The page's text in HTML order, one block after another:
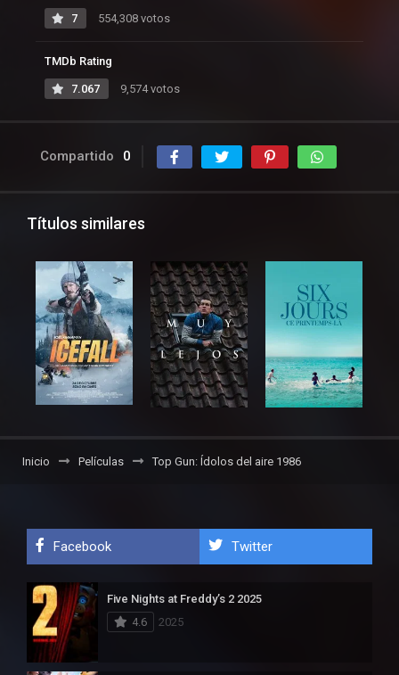
7 554,308 votos
TMDb Rating
7.067 9,574 votos
Compartido 0
Títulos similares
Inicio Películas Top Gun: Ídolos del aire 1986
Facebook Twitter
Five Nights at Freddy’s 2 2025
4.6
2025